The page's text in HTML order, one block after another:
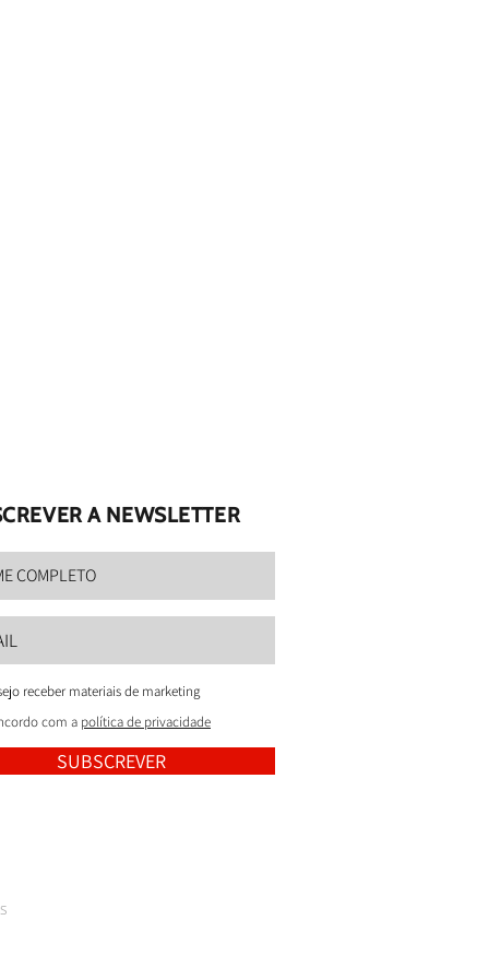
A NEWSLETTER
receber materiais de marketing
com a política de privacidade
SUBSCREVER